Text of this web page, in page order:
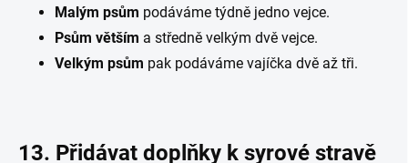
Malým psům podáváme týdně jedno vejce.
Psům větším a středně velkým dvě vejce.
Velkým psům pak podáváme vajíčka dvě až tři.
13. Přidávat doplňky k syrové stravě